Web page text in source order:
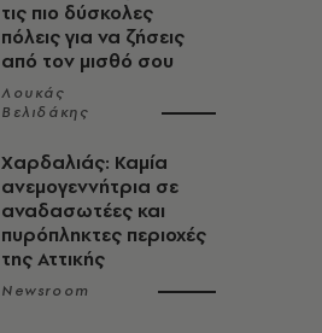
τις πιο δύσκολες
πόλεις για να ζήσεις
από τον μισθό σου
Λουκάς
Βελιδάκης
Χαρδαλιάς: Καμία
ανεμογεννήτρια σε
αναδασωτέες και
πυρόπληκτες περιοχές
της Αττικής
Newsroom